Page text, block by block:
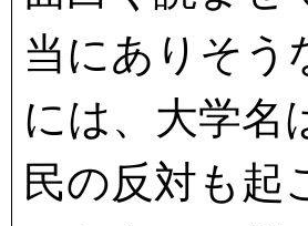
当にありそう
には、大学名
民の反対も起